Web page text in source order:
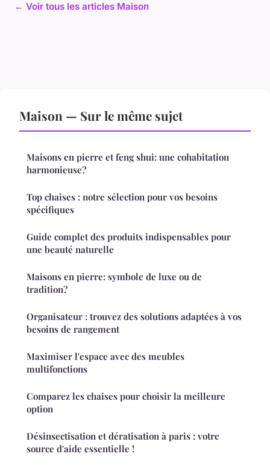
← Voir tous les articles Maison
Maison — Sur le même sujet
Maisons en pierre et feng shui: une cohabitation
harmonieuse?
Top chaises : notre sélection pour vos besoins
spécifiques
Guide complet des produits indispensables pour
une beauté naturelle
Maisons en pierre: symbole de luxe ou de
tradition?
Organisateur : trouvez des solutions adaptées à vos
besoins de rangement
Maximiser l'espace avec des meubles
multifonctions
Comparez les chaises pour choisir la meilleure
option
Désinsectisation et dératisation à paris : votre
source d'aide essentielle !